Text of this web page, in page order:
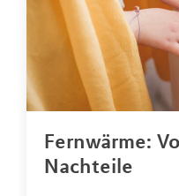
Fernwärme:
Nachteile